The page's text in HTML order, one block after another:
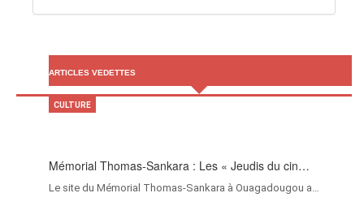
ARTICLES VEDETTES
Mémorial Thomas-Sankara : Les « Jeudis du cin…
Le site du Mémorial Thomas-Sankara à Ouagadougou a…
CULTURE